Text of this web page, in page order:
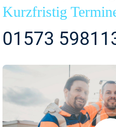
Kurzfristig
01573